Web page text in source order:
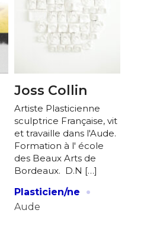
Joss Collin
Artiste Plasticienne
sculptrice Française, vit
et travaille dans l'Aude.
Formation à l' école
des Beaux Arts de
Bordeaux. D.N […]
Plasticien/ne
·
Aude